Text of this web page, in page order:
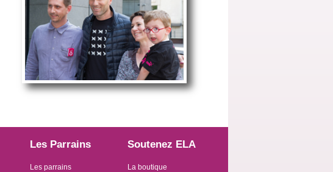
Les Parrains
Les parrains
Soutenez ELA
La boutique